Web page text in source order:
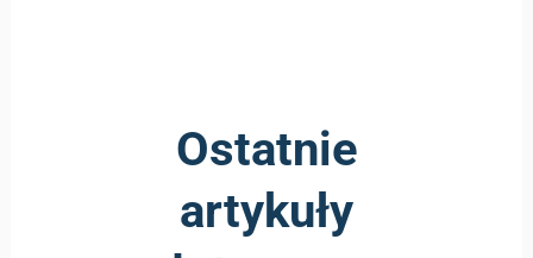
Ostatnie
artykuły